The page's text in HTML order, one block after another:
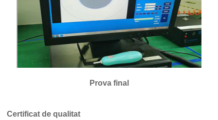
Prova final
Certificat de qualitat